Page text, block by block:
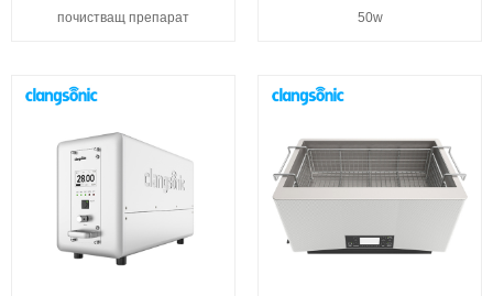
почистващ препарат
50w